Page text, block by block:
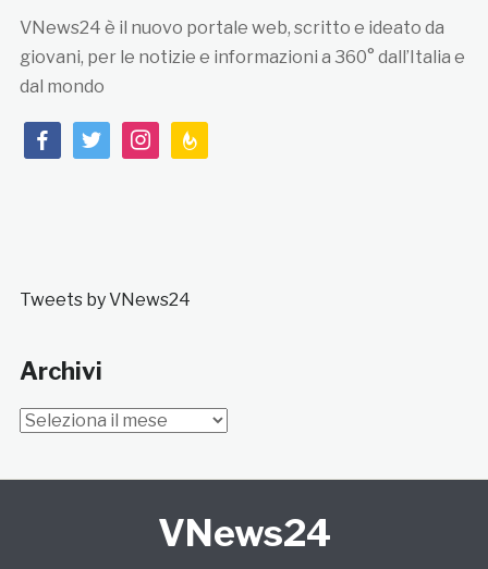
VNews24 è il nuovo portale web, scritto e ideato da
giovani, per le notizie e informazioni a 360° dall’Italia e
dal mondo
facebooktwitterinstagramfeedburner
Tweets by VNews24
Archivi
Archivi
VNews24